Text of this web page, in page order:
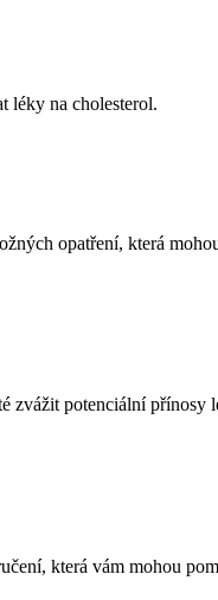
léky na cholesterol.
opatření, která
zvážit potenciální přínosy
která vám mohou